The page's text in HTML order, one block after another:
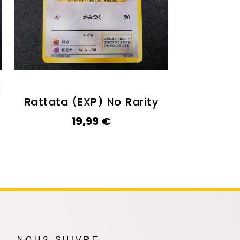
Rattata (EXP) No Rarity
19,99 €